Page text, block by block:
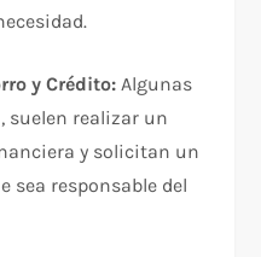
y Crédito: Algunas
suelen realizar un
y solicitan un
sea responsable del